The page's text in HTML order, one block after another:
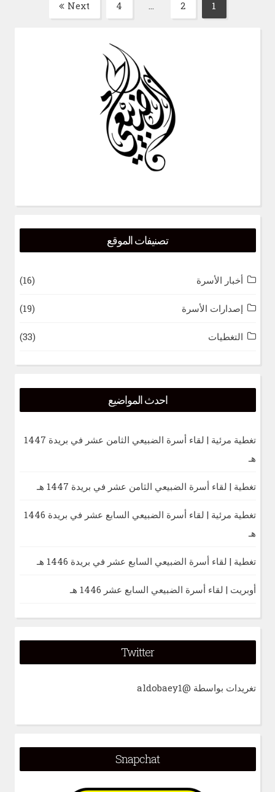
المقالات
Page 1
Page 2
…
Page 4
Next
تصنيفات الموقع
أخبار الأسرة (16)
إصدارات الأسرة (19)
التغطيات (33)
احدث المواضيع
تغطية مرئية | لقاء أسرة الضبيعي الثامن عشر في بريدة 1447
هـ
تغطية | لقاء أسرة الضبيعي الثامن عشر في بريدة 1447 هـ
تغطية مرئية | لقاء أسرة الضبيعي السابع عشر في بريدة 1446
هـ
تغطية | لقاء أسرة الضبيعي السابع عشر في بريدة 1446 هـ
أوبريت | لقاء أسرة الضبيعي السابع عشر 1446 هـ
Twitter
تغريدات بواسطة @aldobaey1
Snapchat